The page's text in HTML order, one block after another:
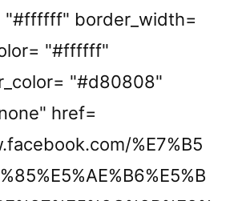
"#ffffff" border_width=
"#ffffff"
"#d80808"
href=
%E7%B5